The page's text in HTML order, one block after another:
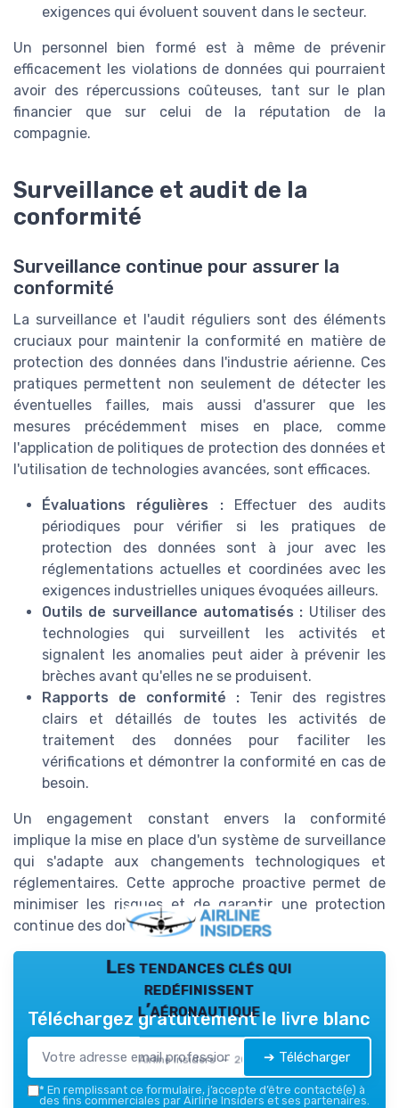
exigences qui évoluent souvent dans le secteur.
Un personnel bien formé est à même de prévenir
efficacement les violations de données qui pourraient
avoir des répercussions coûteuses, tant sur le plan
financier que sur celui de la réputation de la
compagnie.
Surveillance et audit de la
conformité
Surveillance continue pour assurer la
conformité
La surveillance et l'audit réguliers sont des éléments
cruciaux pour maintenir la conformité en matière de
protection des données dans l'industrie aérienne. Ces
pratiques permettent non seulement de détecter les
éventuelles failles, mais aussi d'assurer que les
mesures précédemment mises en place, comme
l'application de politiques de protection des données et
l'utilisation de technologies avancées, sont efficaces.
Évaluations régulières :Effectuer des audits
périodiques pour vérifier si les pratiques de
protection des données sont à jour avec les
réglementations actuelles et coordinées avec les
exigences industrielles uniques évoquées ailleurs.
Outils de surveillance automatisés : Utiliser des
technologies qui surveillent les activités et
signalent les anomalies peut aider à prévenir les
brèches avant qu'elles ne se produisent.
Rapports de conformité : Tenir des registres
clairs et détaillés de toutes les activités de
traitement des données pour faciliter les
vérifications et démontrer la conformité en cas de
besoin.
Un engagement constant envers la conformité
implique la mise en place d'un système de surveillance
qui s'adapte aux changements technologiques et
réglementaires. Cette approche proactive permet de
minimiser les risques et de garantir une protection
continue des données sensibles.
Les tendances clés qui
redéfinissent
l’aéronautique
Airline Insiders — 2026
Téléchargez gratuitement le livre blanc
➔ Télécharger
* En remplissant ce formulaire, j’accepte d’être contacté(e) à
des fins commerciales par Airline Insiders et ses partenaires.